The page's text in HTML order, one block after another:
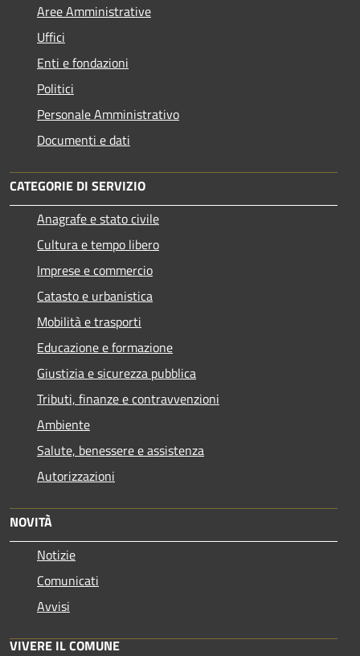
Aree Amministrative
Uffici
Enti e fondazioni
Politici
Personale Amministrativo
Documenti e dati
CATEGORIE DI SERVIZIO
Anagrafe e stato civile
Cultura e tempo libero
Imprese e commercio
Catasto e urbanistica
Mobilità e trasporti
Educazione e formazione
Giustizia e sicurezza pubblica
Tributi, finanze e contravvenzioni
Ambiente
Salute, benessere e assistenza
Autorizzazioni
NOVITÀ
Notizie
Comunicati
Avvisi
VIVERE IL COMUNE